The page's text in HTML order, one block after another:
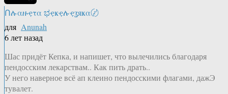
Ոሉαዙҿτα ಭҿҝҿሉҿʓяҝα〄
для Anunah
6 лет назад
Шас придёт Кепка, и напишет, что вылечились благодаря
пендосским лекарствам.. Как пить драть..
У него наверное всё ап клеино пендосскими флагами, дажЭ
тувалет.